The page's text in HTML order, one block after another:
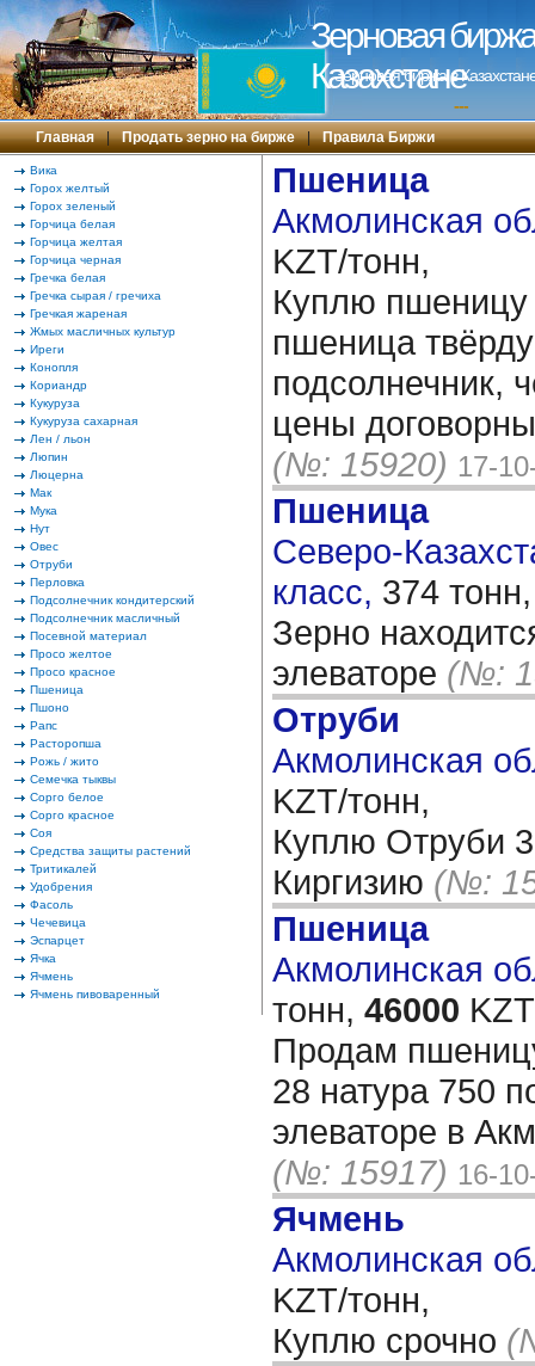
Зерновая
Казахстане
Зерновая биржа в
---
Главная | Продать зерно на бирже | Правила Биржи
Вика
Горох желтый
Горох зеленый
Горчица белая
Горчица желтая
Горчица черная
Гречка белая
Гречка сырая / гречиха
Гречкая жареная
Жмых масличных культур
Иреги
Конопля
Кориандр
Кукуруза
Кукуруза сахарная
Лен / льон
Люпин
Люцерна
Мак
Мука
Нут
Овес
Отруби
Перловка
Подсолнечник кондитерский
Подсолнечник масличный
Посевной материал
Просо желтое
Просо красное
Пшеница
Пшоно
Рапс
Расторопша
Рожь / жито
Семечка тыквы
Сорго белое
Сорго красное
Соя
Средства защиты растений
Тритикалей
Удобрения
Фасоль
Чечевица
Эспарцет
Ячка
Ячмень
Ячмень пивоваренный
Пшеница
Акмолинская
KZT/тонн,
Куплю пшеницу
пшеница
подсолнечник,
цены
(№: 15920) 17-
Пшеница
Северо-
класс, 374
Зерно
элеваторе (№:
Отруби
Акмолинская
KZT/тонн,
Куплю Отруби
Киргизию (№:
Пшеница
Акмолинская
тонн, 46000
Продам
28 натура 750
элеваторе в
(№: 15917) 16-
Ячмень
Акмолинская
KZT/тонн,
Куплю срочно